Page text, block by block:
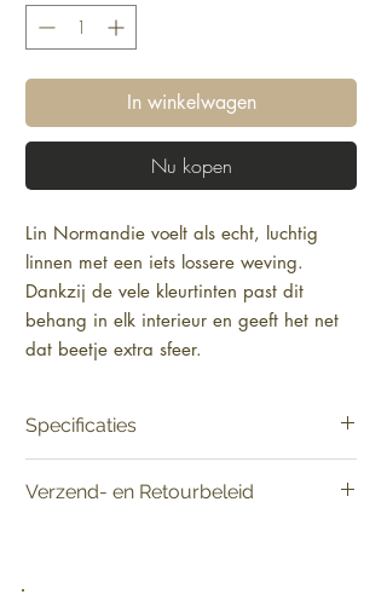
In winkelwagen
Nu kopen
Lin Normandie voelt als echt, luchtig
linnen met een iets lossere weving.
Dankzij de vele kleurtinten past dit
behang in elk interieur en geeft het net
dat beetje extra sfeer.
Specificaties
Materiaal: Behang op vlies
Verzend- en Retourbeleid